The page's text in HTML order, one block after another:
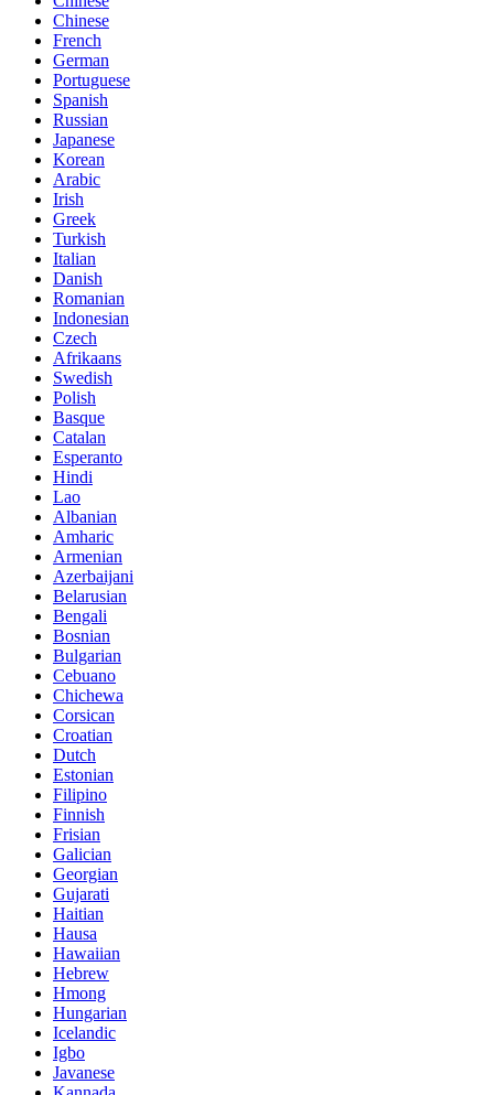
Chinese
French
German
Portuguese
Spanish
Russian
Japanese
Korean
Arabic
Irish
Greek
Turkish
Italian
Danish
Romanian
Indonesian
Czech
Afrikaans
Swedish
Polish
Basque
Catalan
Esperanto
Hindi
Lao
Albanian
Amharic
Armenian
Azerbaijani
Belarusian
Bengali
Bosnian
Bulgarian
Cebuano
Chichewa
Corsican
Croatian
Dutch
Estonian
Filipino
Finnish
Frisian
Galician
Georgian
Gujarati
Haitian
Hausa
Hawaiian
Hebrew
Hmong
Hungarian
Icelandic
Igbo
Javanese